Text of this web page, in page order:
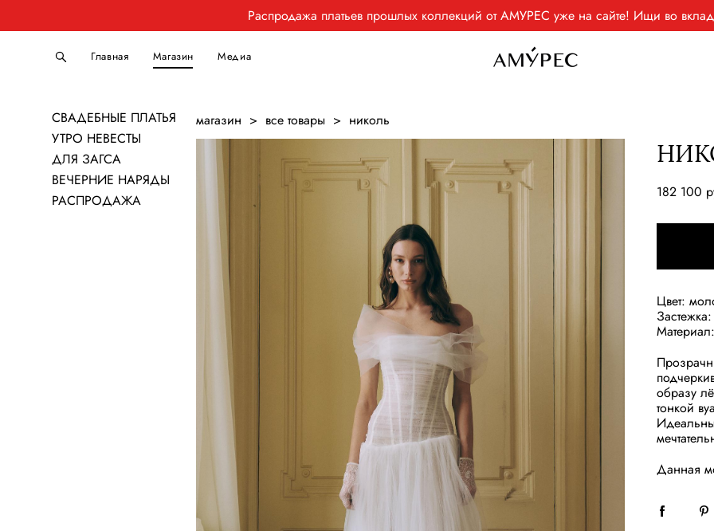
Распродажа платьев прошлых коллекций от АМУРЕС уже на сайте! Ищи во
Главная Магазин Медиа
СВАДЕБНЫЕ ПЛАТЬЯ
УТРО НЕВЕСТЫ
ДЛЯ ЗАГСА
ВЕЧЕРНИЕ НАРЯДЫ
РАСПРОДАЖА
магазин > все товары > николь
182 100
Цвет:
образу
тонкой
Данная